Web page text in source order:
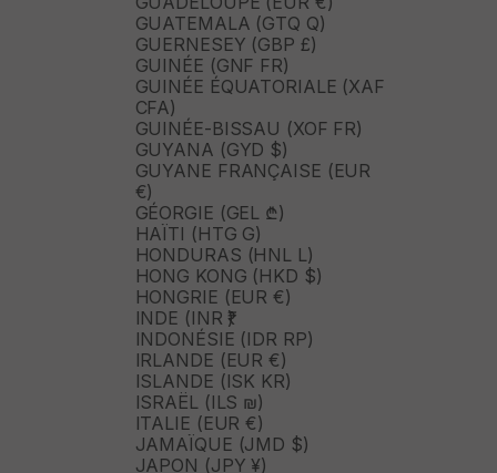
GUATEMALA (GTQ Q)
GUERNESEY (GBP £)
GUINÉE (GNF FR)
GUINÉE ÉQUATORIALE (XAF
CFA)
GUINÉE-BISSAU (XOF FR)
GUYANA (GYD $)
GUYANE FRANÇAISE (EUR
€)
GÉORGIE (GEL ₾)
HAÏTI (HTG G)
HONDURAS (HNL L)
HONG KONG (HKD $)
HONGRIE (EUR €)
INDE (INR ₹)
INDONÉSIE (IDR RP)
IRLANDE (EUR €)
ISLANDE (ISK KR)
ISRAËL (ILS ₪)
ITALIE (EUR €)
JAMAÏQUE (JMD $)
JAPON (JPY ¥)